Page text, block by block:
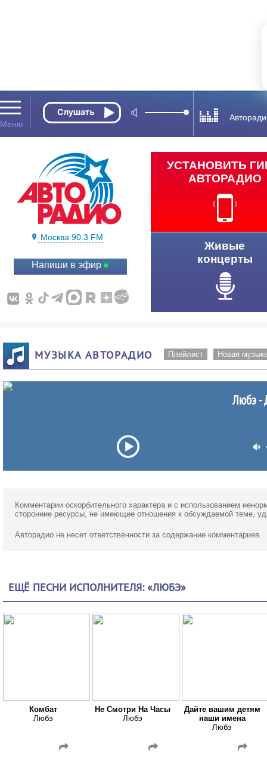
Москва 90.3 FM
Напиши в эфир
УСТАНОВИТЬ
АВТОРАДИО
Живые
концерты
МУЗЫКА АВТОРАДИО Плейлист Новая
Любэ -
Комментарии оскорбительного характера и с использованием
сторонние ресурсы, не имеющие отношения к обсуждаемой теме,
Авторадио не несет ответственности за содержание комментариев.
ЕЩЁ ПЕСНИ ИСПОЛНИТЕЛЯ: «ЛЮБЭ»
Комбат
Любэ
Не Смотри На Часы
Любэ
Дайте вашим детям
наши имена
Любэ